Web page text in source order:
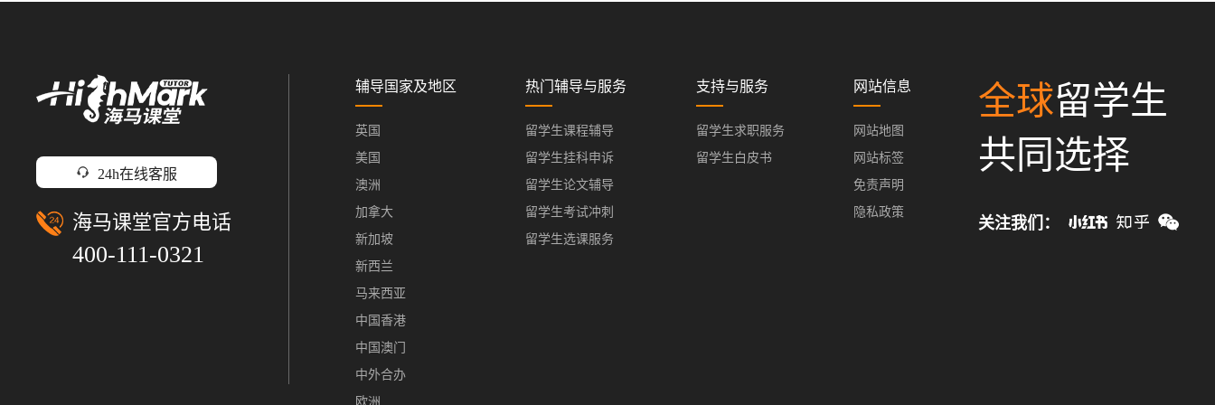
24h在线客服
海马课堂官方电话
400-111-0321
辅导国家及地区
英国
美国
澳洲
加拿大
新加坡
新西兰
马来西亚
中国香港
中国澳门
中外合办
欧洲
热门辅导与服务
留学生课程辅导
留学生挂科申诉
留学生论文辅导
留学生考试冲刺
留学生选课服务
支持与服务
留学生求职服务
留学生白皮书
网站信息
网站地图
网站标签
免责声明
隐私政策
全球留学生
共同选择
关注我们：